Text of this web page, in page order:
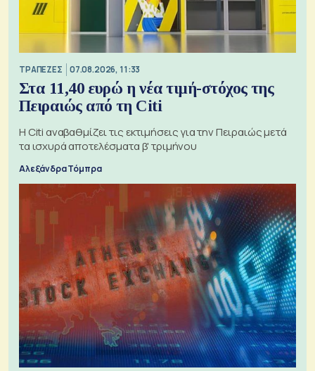
ΤΡΑΠΕΖΕΣ 07.08.2026, 11:33
Στα 11,40 ευρώ η νέα τιμή-στόχος της
Πειραιώς από τη Citi
Η Citi αναβαθμίζει τις εκτιμήσεις για την Πειραιώς μετά
τα ισχυρά αποτελέσματα β' τριμήνου
Αλεξάνδρα Τόμπρα